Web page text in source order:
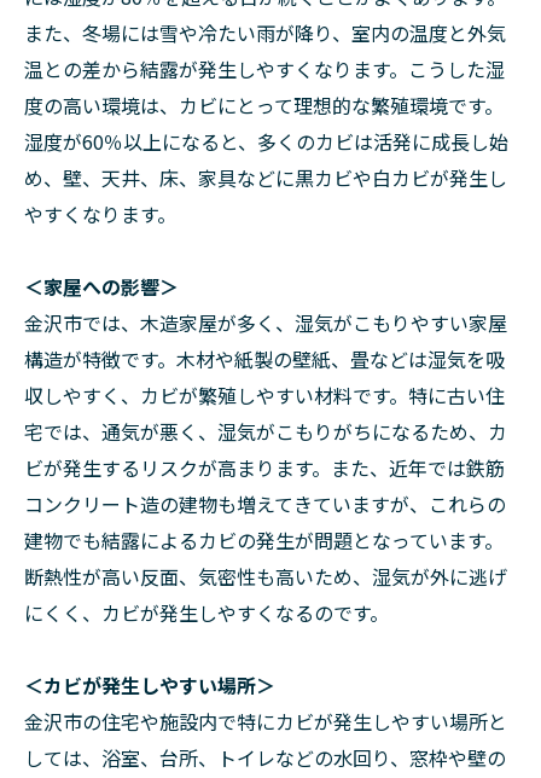
また、冬場には雪や冷たい雨が降り、室内の温度と外気
温との差から結露が発生しやすくなります。こうした湿
度の高い環境は、カビにとって理想的な繁殖環境です。
湿度が60％以上になると、多くのカビは活発に成長し始
め、壁、天井、床、家具などに黒カビや白カビが発生し
やすくなります。
＜家屋への影響＞
金沢市では、木造家屋が多く、湿気がこもりやすい家屋
構造が特徴です。木材や紙製の壁紙、畳などは湿気を吸
収しやすく、カビが繁殖しやすい材料です。特に古い住
宅では、通気が悪く、湿気がこもりがちになるため、カ
ビが発生するリスクが高まります。また、近年では鉄筋
コンクリート造の建物も増えてきていますが、これらの
建物でも結露によるカビの発生が問題となっています。
断熱性が高い反面、気密性も高いため、湿気が外に逃げ
にくく、カビが発生しやすくなるのです。
＜カビが発生しやすい場所＞
金沢市の住宅や施設内で特にカビが発生しやすい場所と
しては、浴室、台所、トイレなどの水回り、窓枠や壁の